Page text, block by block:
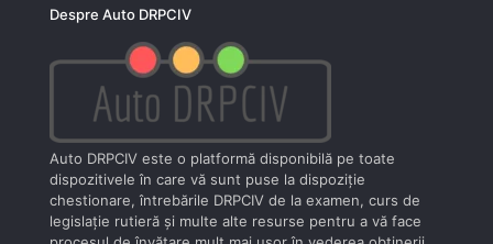
Despre Auto DRPCIV
Auto DRPCIV este o platformă disponibilă pe toate
dispozitivele în care vă sunt puse la dispoziţie
chestionare, întrebările DRPCIV de la examen, curs de
legislaţie rutieră şi multe alte resurse pentru a vă face